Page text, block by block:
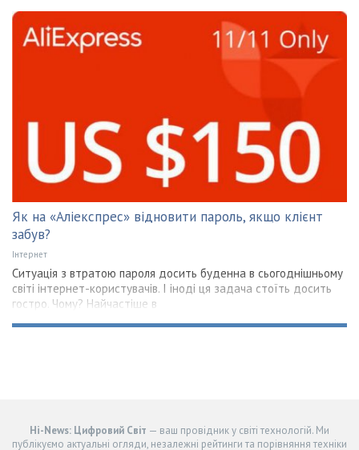
Як на «Аліекспрес» відновити пароль, якщо клієнт
забув?
Інтернет
Ситуація з втратою пароля досить буденна в сьогоднішньому
світі інтернет-користувачів. І іноді ця задача стоїть досить
гостро. Чому? Найчастіше в
Hi-News: Цифровий Світ — ваш провідник у світі технологій. Ми
публікуємо актуальні огляди, незалежні рейтинги та порівняння техніки